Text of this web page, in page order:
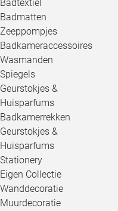
Badtextiel
Badmatten
Zeeppompjes
Badkameraccessoires
Wasmanden
Spiegels
Geurstokjes &
Huisparfums
Badkamerrekken
Geurstokjes &
Huisparfums
Stationery
Eigen Collectie
Wanddecoratie
Muurdecoratie